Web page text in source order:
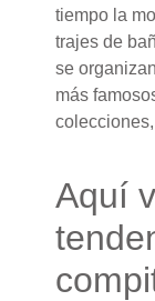
tiempo la
trajes de
se
más
Aquí